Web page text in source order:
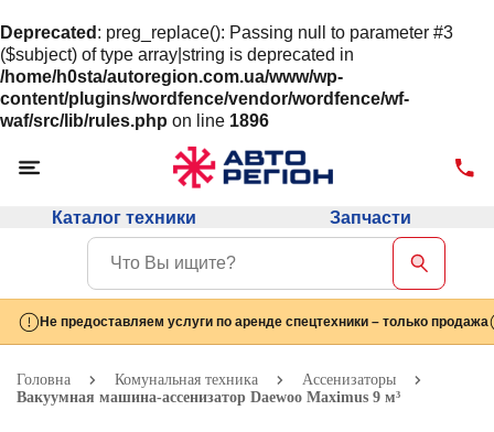
Deprecated : preg_replace(): Passing null to parameter #3
($subject) of type array|string is deprecated in
/home/h0sta/autoregion.com.ua/www/wp-
content/plugins/wordfence/vendor/wordfence/wf-
waf/src/lib/rules.php on line 1896
Каталог техники Запчасти
Не предоставляем услуги по аренде спецтехники – только продажа
Головна Комунальная техника
Ассенизаторы
Вакуумная машина-ассенизатор Daewoo Maximus 9 м³